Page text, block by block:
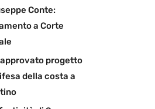
Conte:
a Corte
progetto
della costa a